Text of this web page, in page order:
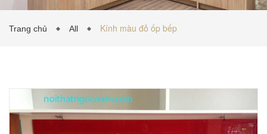
VẬT LIỆU NỘI THẤT TIN TỨC
Trang chủ All Kính màu đỏ ốp bếp